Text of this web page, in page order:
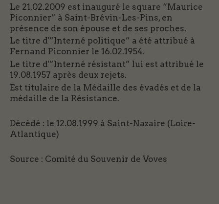
Le 21.02.2009 est inauguré le square “Maurice
Piconnier” à Saint-Brévin-Les-Pins, en
présence de son épouse et de ses proches.
Le titre d'”Interné politique” a été attribué à
Fernand Piconnier le 16.02.1954.
Le titre d'”Interné résistant” lui est attribué le
19.08.1957 après deux rejets.
Est titulaire de la Médaille des évadés et de la
médaille de la Résistance.
Décédé : le 12.08.1999 à Saint-Nazaire (Loire-
Atlantique)
Source : Comité du Souvenir de Voves